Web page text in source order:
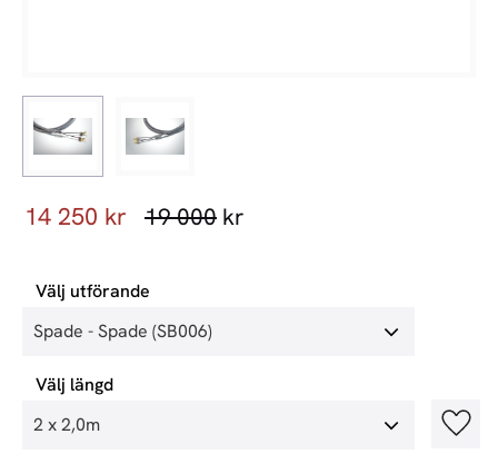
Nedsatt pris:
14 250 kr Ordinarie pris:
19 000 kr
Välj utförande
Välj längd